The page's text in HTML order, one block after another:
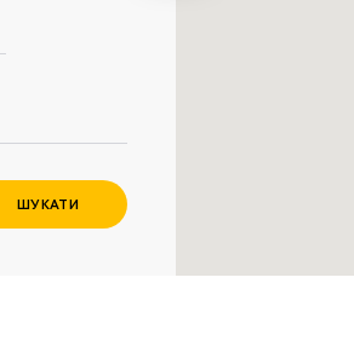
ШУКАТИ
Немає облікового запису?
контактні дані, ви погоджуєтеся з